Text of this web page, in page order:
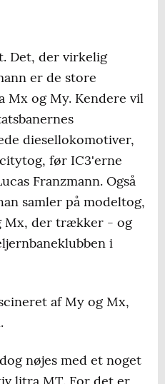
Det, der virkelig
er de store
Mx og My. Kendere vil
diesellokomotiver,
før IC3'erne
Franzmann. Også
samler på modeltog,
Mx, der trækker - og
i
af My og Mx,
nøjes med et noget